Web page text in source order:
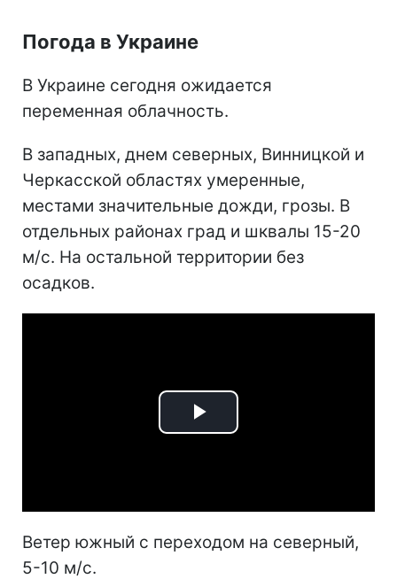
Погода в Украине
В Украине сегодня ожидается
переменная облачность.
В западных, днем северных, Винницкой и
Черкасской областях умеренные,
местами значительные дожди, грозы. В
отдельных районах град и шквалы 15-20
м/с. На остальной территории без
осадков.
Play
Ветер южный с переходом на северный,
5-10 м/с.